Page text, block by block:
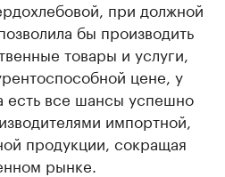
при должной
бы производить
товары и услуги,
цене, у
есть все шансы успешно
импортной,
продукции, сокращая
рынке.